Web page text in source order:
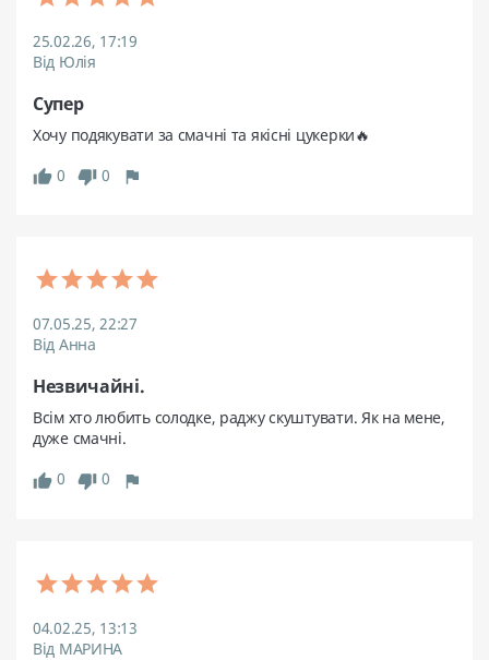
25.02.26, 17:19
Від Юлія
Супер
Хочу подякувати за смачні та якісні цукерки🔥
thumb_up 0 thumb_down 0 flag
07.05.25, 22:27
Від Анна
Незвичайні.
Всім хто любить солодке, раджу скуштувати. Як на мене,
дуже смачні.
thumb_up 0 thumb_down 0 flag
04.02.25, 13:13
Від МАРИНА